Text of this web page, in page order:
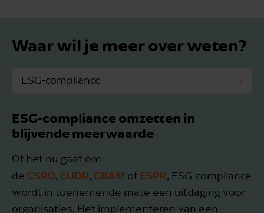
Waar wil je meer over weten?
ESG-compliance
ESG-certificering
ESG due diligence
Scans & assessments
ESG-compliance omzetten in
blijvende meerwaarde
Of het nu gaat om
de CSRD, EUDR, CBAM of ESPR, ESG-compliance
wordt in toenemende mate een uitdaging voor
organisaties. Het implementeren van een